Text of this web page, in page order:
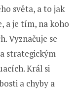
světa, a to jak
a je tím, na koho
Vyznačuje se
strategickým
Král si
a chyby a